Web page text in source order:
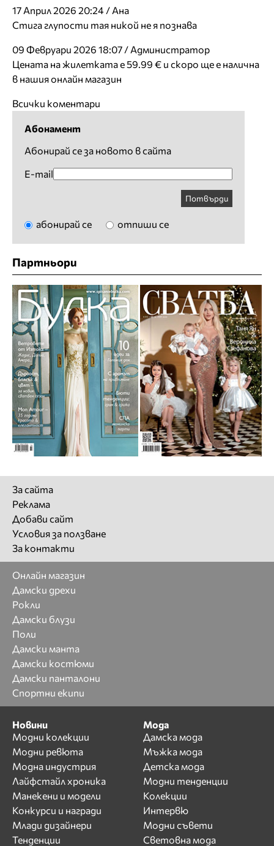
17 Април 2026 20:24 / Ана
Стига глупости тая никой не я познава
09 Февруари 2026 18:07 / Администратор
Цената на жилетката е 59.99 € и скоро ще е налична
в нашия онлайн магазин
Всички коментари
Абонамент
Абонирай се за новото в сайта
E-mail
Потвърди
абонирай се отпиши се
Партньори
За сайта
Реклама
Добави сайт
Условия за ползване
За контакти
Онлайн магазин
Дамски дрехи
Рокли
Дамски блузи
Поли
Дамски манта
Дамски костюми
Дамски панталони
Спортни екипи
Новини
Модни колекции
Модни ревюта
Модна индустрия
Лайфстайл хроника
Манекени и модели
Конкурси и награди
Млади дизайнери
Тенденции
Мода
Дамска мода
Мъжка мода
Детска мода
Модни тенденции
Колекции
Интервю
Модни съвети
Световна мода